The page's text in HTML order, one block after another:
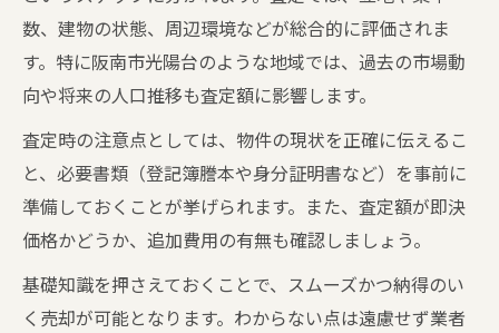
数、建物の状態、周辺環境などが総合的に評価されま
す。特に阪南市光陽台のような地域では、過去の市場動
向や将来の人口推移も査定額に影響します。
査定時の注意点としては、物件の現状を正確に伝えるこ
と、必要書類（登記簿謄本や身分証明書など）を事前に
準備しておくことが挙げられます。また、査定額が即決
価格かどうか、追加費用の有無も確認しましょう。
基礎知識を押さえておくことで、スムーズかつ納得のい
く売却が可能となります。わからない点は遠慮せず業者